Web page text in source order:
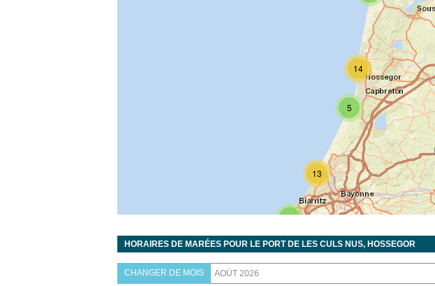
5
6
9
13
5
14
HORAIRES DE MARÉES POUR LE PORT DE LES CULS NUS, HOSSEGOR
CHANGER DE MOIS